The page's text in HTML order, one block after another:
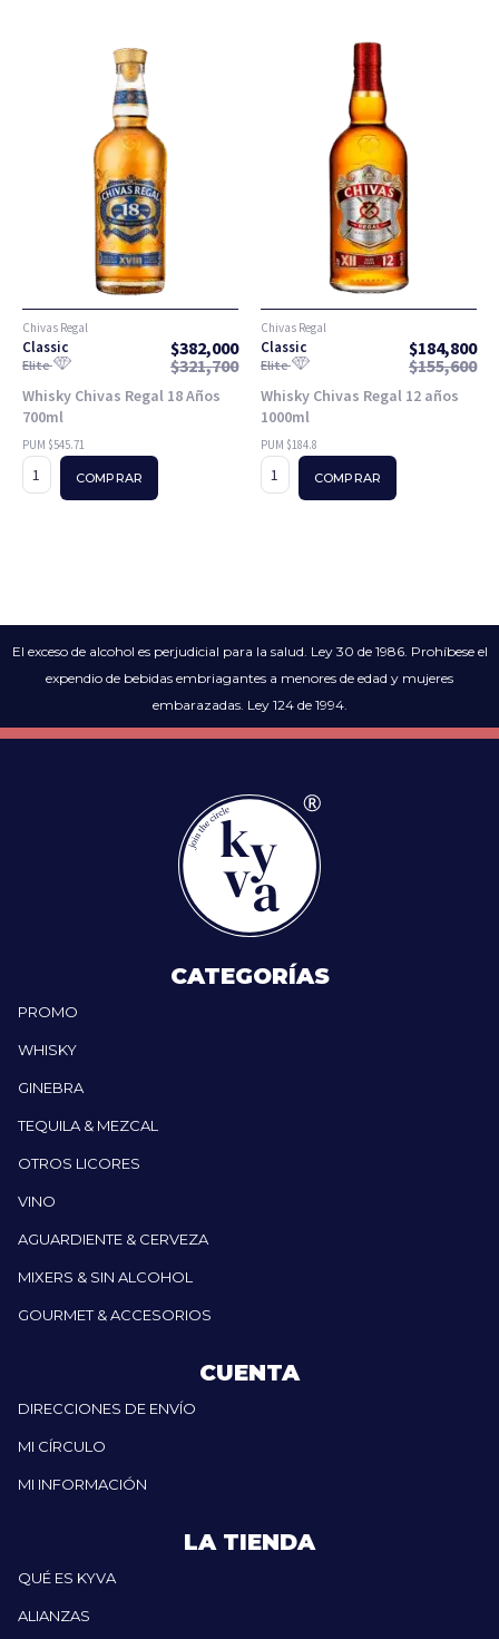
Chivas Regal
Classic $382,000
Elite $321,700
Whisky Chivas Regal 18 Años
700ml
PUM $545.71
COMPRAR
Chivas Regal
Classic $184,800
Elite $155,600
Whisky Chivas Regal 12 años
1000ml
PUM $184.8
COMPRAR
El exceso de alcohol es perjudicial para la salud. Ley 30 de 1986. Prohíbese el
expendio de bebidas embriagantes a menores de edad y mujeres
embarazadas. Ley 124 de 1994.
CATEGORÍAS
PROMO
WHISKY
GINEBRA
TEQUILA & MEZCAL
OTROS LICORES
VINO
AGUARDIENTE & CERVEZA
MIXERS & SIN ALCOHOL
GOURMET & ACCESORIOS
CUENTA
DIRECCIONES DE ENVÍO
MI CÍRCULO
MI INFORMACIÓN
LA TIENDA
QUÉ ES KYVA
ALIANZAS